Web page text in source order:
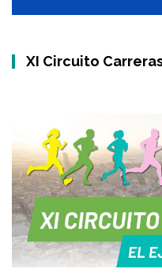
XI Circuito